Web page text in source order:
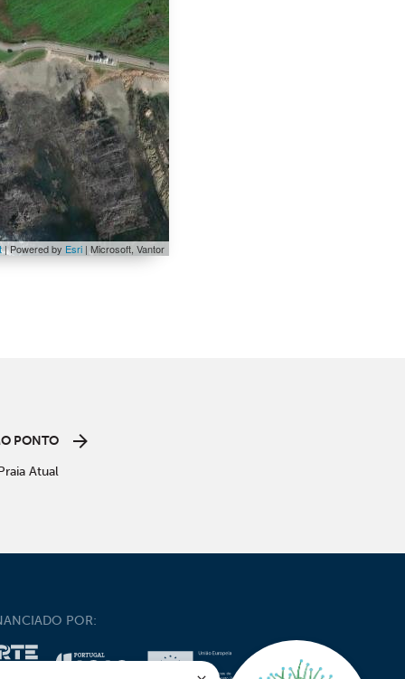
| Powered by Esri| Microsoft, Vantor
PONTO
Atual
POR: